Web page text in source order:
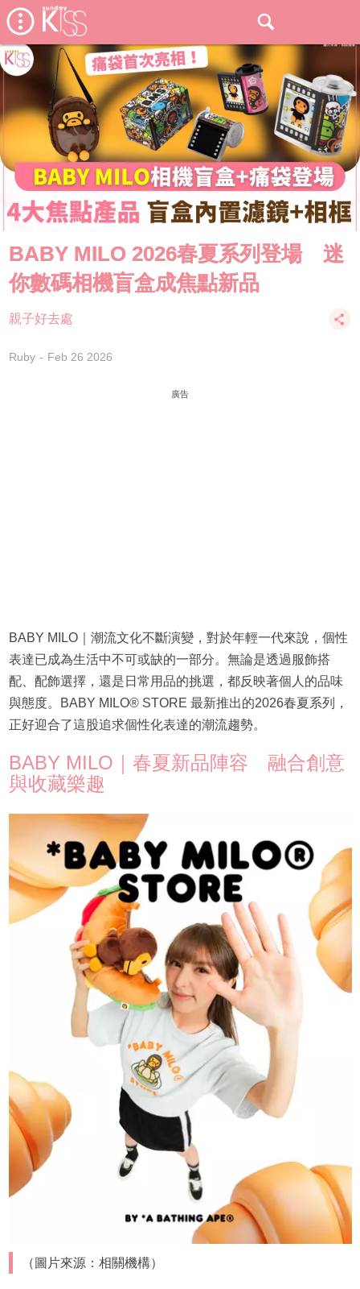
BABY MILO 2026春夏系列登場 迷
你數碼相機盲盒成焦點新品
親子好去處
Ruby Feb 26 2026
廣告
BABY MILO｜潮流文化不斷演變，對於年輕一代來說，個性
表達已成為生活中不可或缺的一部分。無論是透過服飾搭
配、配飾選擇，還是日常用品的挑選，都反映著個人的品味
與態度。BABY MILO® STORE 最新推出的2026春夏系列，
正好迎合了這股追求個性化表達的潮流趨勢。
BABY MILO｜春夏新品陣容 融合創意
與收藏樂趣
（圖片來源：相關機構）